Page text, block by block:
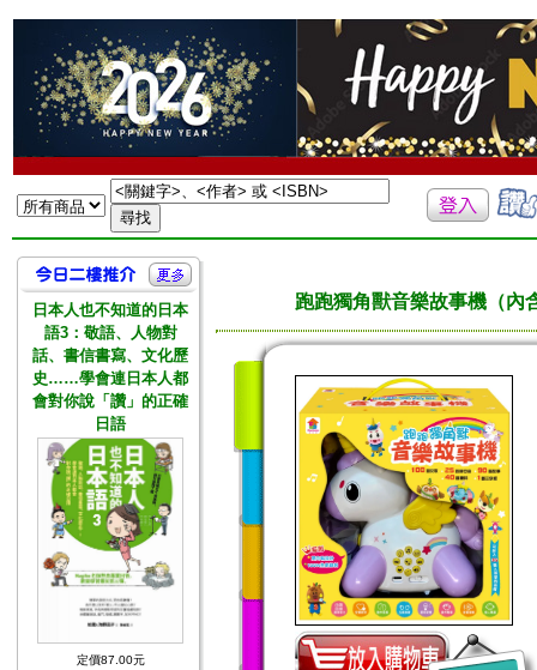
日本人也不知道的日本
語3：敬語、人物對
話、書信書寫、文化歷
史……學會連日本人都
會對你說「讚」的正確
日語
定價87.00元
跑跑獨角獸音樂故事機（內